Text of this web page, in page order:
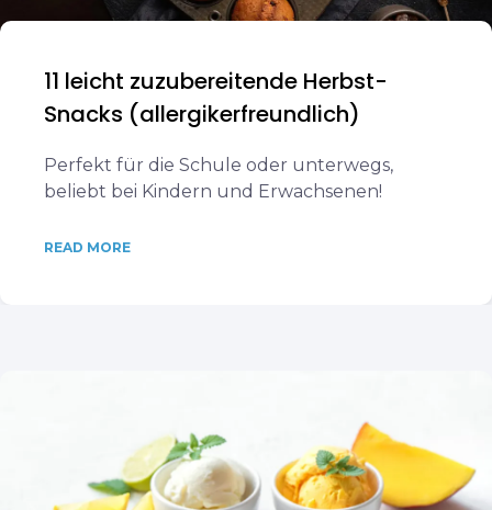
11 leicht zuzubereitende Herbst-
Snacks (allergikerfreundlich)
Perfekt für die Schule oder unterwegs,
beliebt bei Kindern und Erwachsenen!
READ MORE